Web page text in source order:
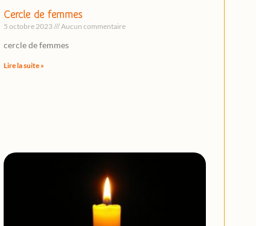
Cercle de femmes
5 octobre 2023 Aucun commentaire
cercle de femmes
Lire la suite »